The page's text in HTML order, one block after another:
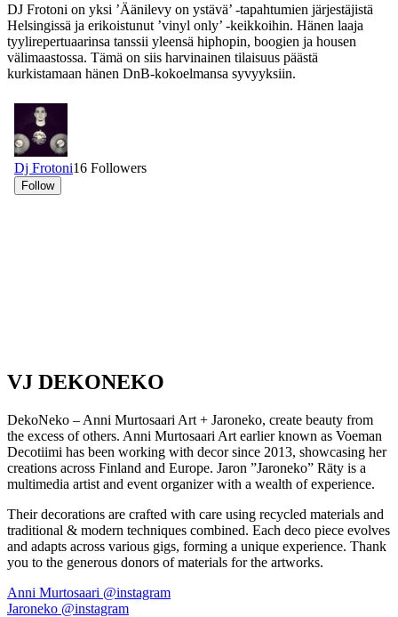
DJ Frotoni on yksi ’Äänilevy on ystävä’ -tapahtumien järjestäjistä
Helsingissä ja erikoistunut ’vinyl only’ -keikkoihin. Hänen laaja
tyylirepertuaarinsa tanssii yleensä hiphopin, boogien ja housen
välimaastossa. Tämä on siis harvinainen tilaisuus päästä
kurkistamaan hänen DnB-kokoelmansa syvyyksiin.
VJ DEKONEKO
DekoNeko – Anni Murtosaari Art + Jaroneko, create beauty from
the excess of others. Anni Murtosaari Art earlier known as Voeman
Decotiimi has been working with decor since 2013, showcasing her
creations across Finland and Europe. Jaron ”Jaroneko” Räty is a
multimedia artist and event organizer with a wealth of experience.
Their decorations are crafted with care using recycled materials and
traditional & modern techniques combined. Each deco piece evolves
and adapts across various gigs, forming a unique experience. Thank
you to the generous donors of materials for the artworks.
Anni Murtosaari @instagram
Jaroneko @instagram